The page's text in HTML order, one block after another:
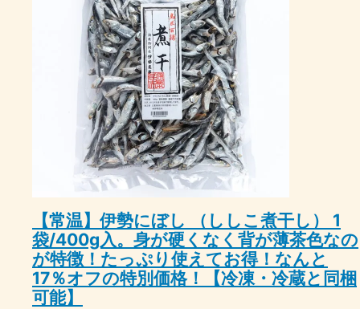
【常温】伊勢にぼし （ししこ煮干し） 1
袋/400g入。身が硬くなく背が薄茶色なの
が特徴！たっぷり使えてお得！なんと
17％オフの特別価格！【冷凍・冷蔵と同梱
可能】